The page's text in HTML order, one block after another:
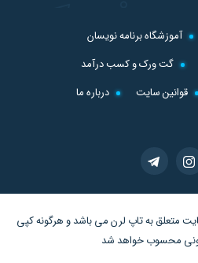
آموزشگاه برنامه نویسان
گت ورک و کسب درآمد
قوانین سایت
درباره ما
متعلق بهتاپ لرنمی باشد و هرگونه کپی
محسوب خواهد شد